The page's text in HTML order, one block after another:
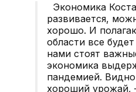
Экономика
развивается,
хорошо. И
области все
нами стоят
экономика
пандемией.
хороший урожай,